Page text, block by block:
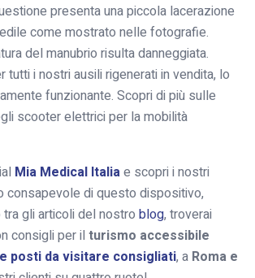
presenta una piccola lacerazione
come mostrato nelle fotografie.
del manubrio risulta danneggiata.
tutti i nostri ausili rigenerati in vendita, lo
funzionante. Scopri di più sulle
scooter elettrici per la mobilità
Mia Medical Italiae scopri i nostri
consapevole di questo dispositivo,
tra gli articoli del nostro blog, troverai
consigli per il turismo accessibile
posti da visitare consigliati, a Roma e